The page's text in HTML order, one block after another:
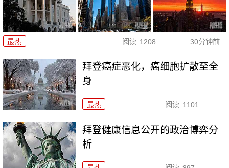
最热 阅读 1208 30分钟前
拜登癌症恶化，癌细胞扩散至全
身
最热 阅读 1101
拜登健康信息公开的政治博弈分
析